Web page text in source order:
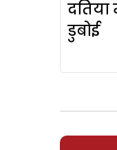
दतिया
डुबोई